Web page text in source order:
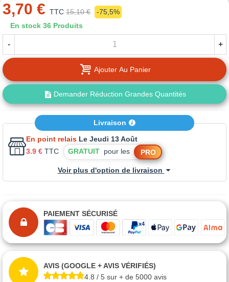
3,70 € TTC 15,10 €
-75,5%
En stock 36 Produits
- +
Ajouter Au Panier
Demander Réduction Grandes Quantités
Livraison
En point relais Le Jeudi 13 Août
3.9 € TTC GRATUIT pour les PRO
Voir plus d'option de livraison
PAIEMENT SÉCURISÉ
AVIS (GOOGLE + AVIS VÉRIFIÉS)
4.8 / 5 sur + de 5000 avis